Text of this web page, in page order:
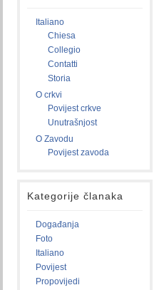
Italiano
Chiesa
Collegio
Contatti
Storia
O crkvi
Povijest crkve
Unutrašnjost
O Zavodu
Povijest zavoda
Kategorije članaka
Događanja
Foto
Italiano
Povijest
Propovijedi